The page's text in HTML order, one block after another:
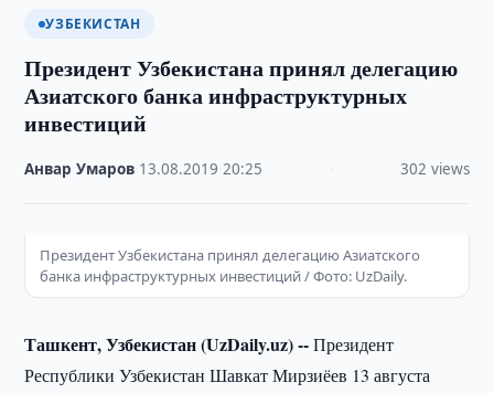
УЗБЕКИСТАН
Президент Узбекистана принял делегацию
Азиатского банка инфраструктурных
инвестиций
Анвар Умаров 13.08.2019 ·20:25 302 views
Президент Узбекистана принял делегацию Азиатского
банка инфраструктурных инвестиций / Фото: UzDaily.
Ташкент, Узбекистан (UzDaily.uz) --Президент
Республики Узбекистан Шавкат Мирзиёев 13 августа